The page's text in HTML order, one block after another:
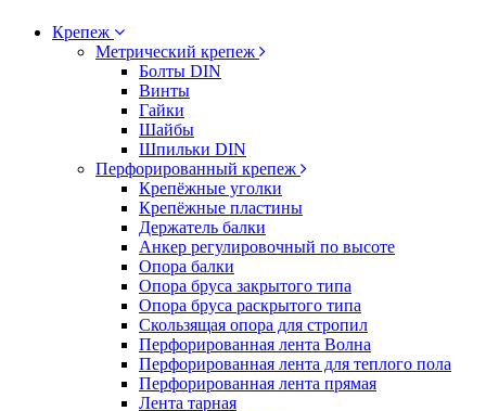
Крепеж
Метрический крепеж
Болты DIN
Винты
Гайки
Шайбы
Шпильки DIN
Перфорированный крепеж
Крепёжные уголки
Крепёжные пластины
Держатель балки
Анкер регулировочный по высоте
Опора балки
Опора бруса закрытого типа
Опора бруса раскрытого типа
Скользящая опора для стропил
Перфорированная лента Волна
Перфорированная лента для теплого пола
Перфорированная лента прямая
Лента тарная